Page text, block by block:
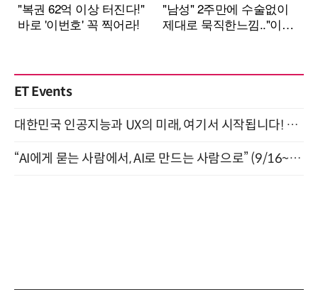
ET Events
대한민국 인공지능과 UX의 미래, 여기서 시작됩니다! UX Korea 2026 - Fall 9월 2일 개최
“AI에게 묻는 사람에서, AI로 만드는 사람으로” (9/16~17)